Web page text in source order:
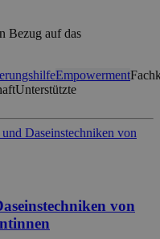
Bezug auf das
Empowerment
Unterstützte
von